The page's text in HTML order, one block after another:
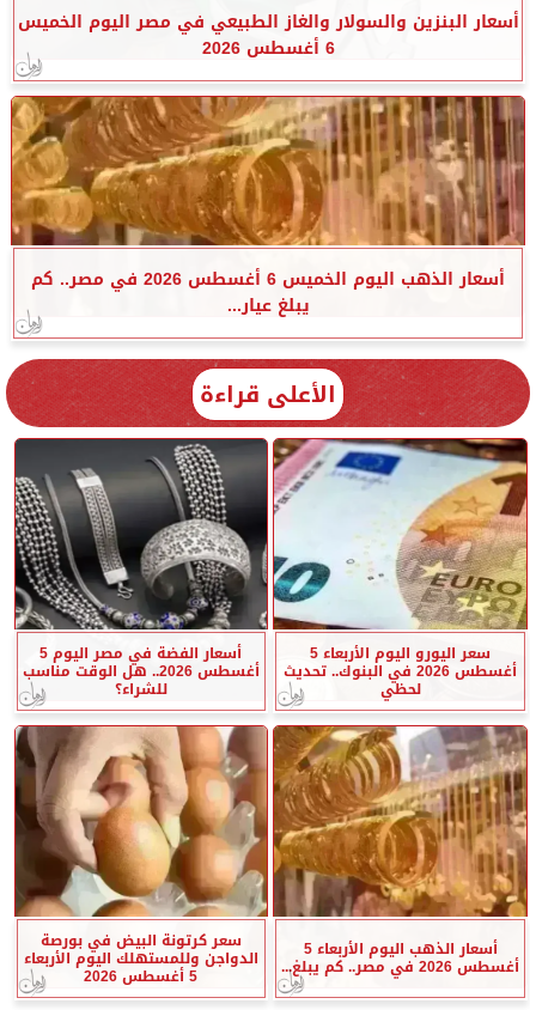
أسعار البنزين والسولار والغاز الطبيعي في مصر اليوم الخميس
6 أغسطس 2026
أسعار الذهب اليوم الخميس 6 أغسطس 2026 في مصر.. كم
يبلغ عيار...
الأعلى قراءة
سعر اليورو اليوم الأربعاء 5
أغسطس 2026 في البنوك.. تحديث
لحظي
أسعار الفضة في مصر اليوم 5
أغسطس 2026.. هل الوقت مناسب
للشراء؟
أسعار الذهب اليوم الأربعاء 5
أغسطس 2026 في مصر.. كم يبلغ...
سعر كرتونة البيض في بورصة
الدواجن وللمستهلك اليوم الأربعاء
5 أغسطس 2026